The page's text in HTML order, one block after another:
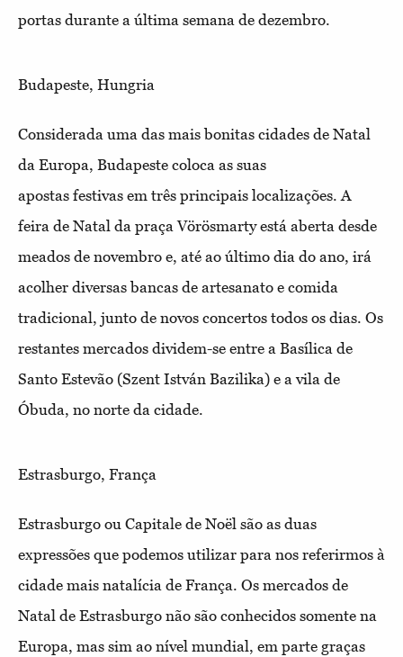
portas durante a última semana de dezembro.
Budapeste, Hungria
Considerada uma das mais bonitas cidades de Natal
da Europa, Budapeste coloca as suas
apostas festivas em três principais localizações. A
feira de Natal da praça Vörösmarty está aberta desde
meados de novembro e, até ao último dia do ano, irá
acolher diversas bancas de artesanato e comida
tradicional, junto de novos concertos todos os dias. Os
restantes mercados dividem-se entre a Basílica de
Santo Estevão (Szent István Bazilika) e a vila de
Óbuda, no norte da cidade.
Estrasburgo, França
Estrasburgo ou Capitale de Noël são as duas
expressões que podemos utilizar para nos referirmos à
cidade mais natalícia de França. Os mercados de
Natal de Estrasburgo não são conhecidos somente na
Europa, mas sim ao nível mundial, em parte graças